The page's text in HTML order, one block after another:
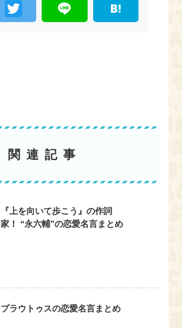
T
w
i
n
t
関連記事
『上を向いて歩こう』の作詞
家！ “永六輔”の恋愛名言まとめ
プラウトゥスの恋愛名言まとめ